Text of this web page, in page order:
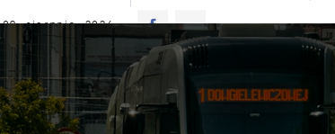
sierpnia 2026
KOMUNIKATY NASZA OFERTA
Projekty Unijne